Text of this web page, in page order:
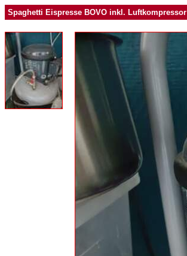
Spaghetti Eispresse BOVO inkl. Luftkompressor